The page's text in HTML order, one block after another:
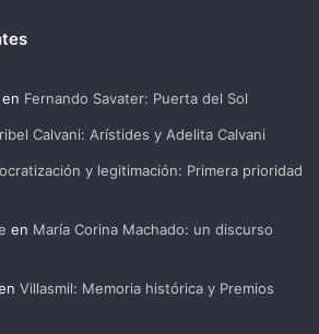
en Fernando Savater: Puerta del Sol
Calvani: Arístides y Adelita Calvani
y legitimación: Primera prioridad
en María Corina Machado: un discurso
Villasmil: Memoria histórica y Premios